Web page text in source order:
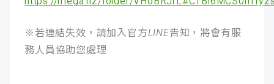
※若連結失效，請加入官方LINE告知，將會有服
務人員協助您處理